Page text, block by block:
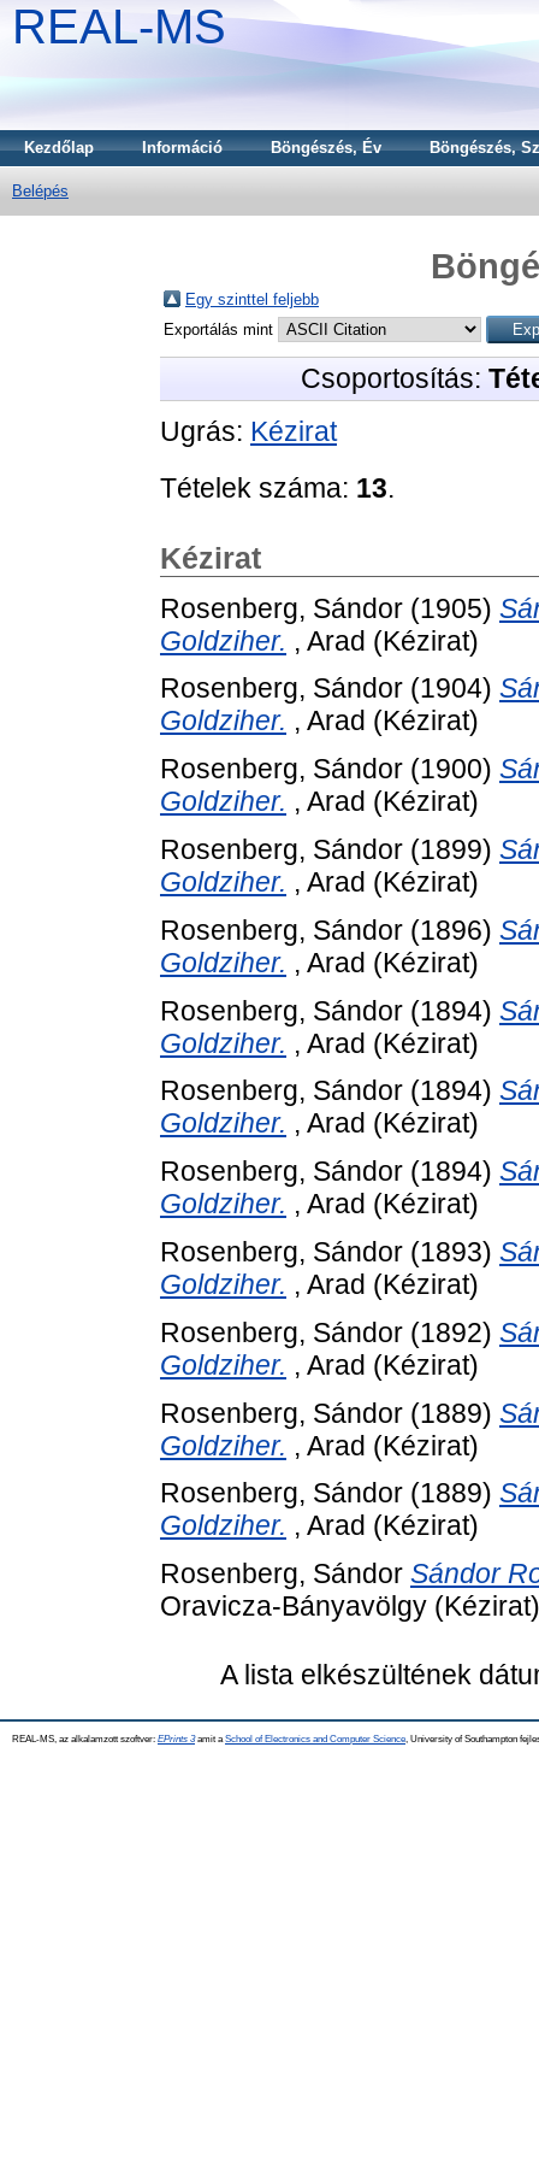
REAL-MS
Kezdőlap Információ Böngészés, Év Böngészés,
Belépés
Egy szinttel feljebb
Exportálás mint
Csoportosítás:
Ugrás: Kézirat
Tételek száma: 13.
Kézirat
Rosenberg, Sándor (1905)
Goldziher. , Arad (Kézirat)
Rosenberg, Sándor (1904)
Goldziher. , Arad (Kézirat)
Rosenberg, Sándor (1900)
Goldziher. , Arad (Kézirat)
Rosenberg, Sándor (1899)
Goldziher. , Arad (Kézirat)
Rosenberg, Sándor (1896)
Goldziher. , Arad (Kézirat)
Rosenberg, Sándor (1894)
Goldziher. , Arad (Kézirat)
Rosenberg, Sándor (1894)
Goldziher. , Arad (Kézirat)
Rosenberg, Sándor (1894)
Goldziher. , Arad (Kézirat)
Rosenberg, Sándor (1893)
Goldziher. , Arad (Kézirat)
Rosenberg, Sándor (1892)
Goldziher. , Arad (Kézirat)
Rosenberg, Sándor (1889)
Goldziher. , Arad (Kézirat)
Rosenberg, Sándor (1889)
Goldziher. , Arad (Kézirat)
Rosenberg, Sándor Sándor
Oravicza-Bányavölgy (Kézirat)
A lista elkészültének
REAL-MS, az alkalamzott szoftver: EPrints 3amit a School of Electronics and Computer Science , University of Southampton